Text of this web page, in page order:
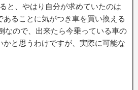
と、やはり自分が求めていたのは
ることに気がつき車を買い換える
なので、出来たら今乗っている車の
と思うわけですが、実際に可能な